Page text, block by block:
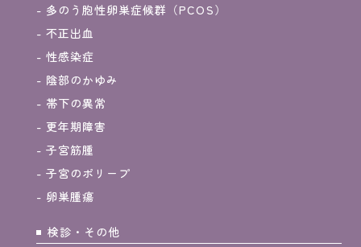
多のう胞性卵巣症候群（PCOS）
不正出血
性感染症
陰部のかゆみ
帯下の異常
更年期障害
子宮筋腫
子宮のポリープ
卵巣腫瘍
検診・その他